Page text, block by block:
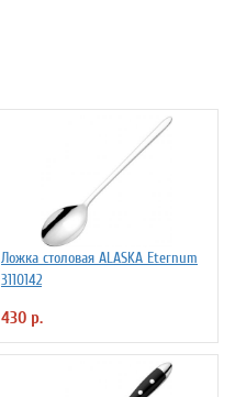
Ложка столовая ALASKA Eternum
3110142
430 р.